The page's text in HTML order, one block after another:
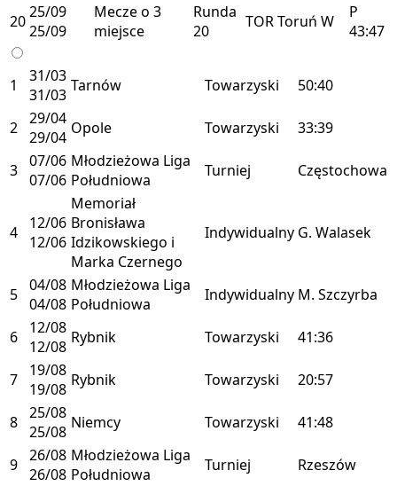
2025/09
25/09
Mecze o 3
miejsce
Runda
20
TORToruń W
P
43:47
1
31/03
31/03 Tarnów Towarzyski 50:40
2 29/04
29/04 Opole Towarzyski 33:39
3 07/06
07/06
Młodzieżowa Liga
Południowa
Turniej Częstochowa
4
12/06
12/06
Memoriał
Bronisława
Idzikowskiego i
Marka Czernego
Indywidualny G. Walasek
5 04/08
04/08
Młodzieżowa Liga
Południowa
Indywidualny M. Szczyrba
6
12/08
12/08 Rybnik Towarzyski 41:36
7
19/08
19/08 Rybnik Towarzyski 20:57
8 25/08
25/08 Niemcy Towarzyski 41:48
9 26/08
26/08
Młodzieżowa Liga
Południowa
Turniej Rzeszów